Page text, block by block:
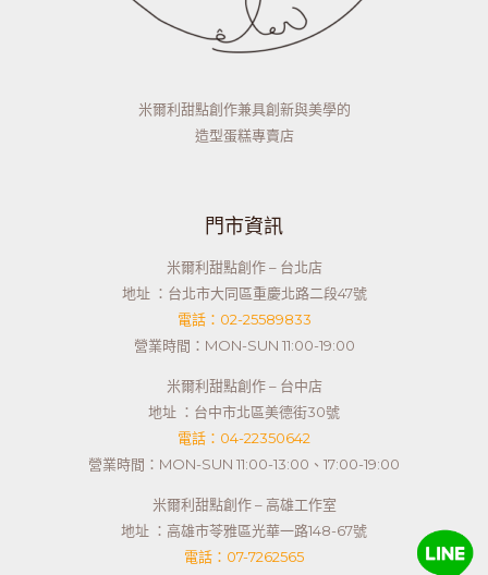
米爾利甜點創作兼具創新與美學的
造型蛋糕專賣店
門市資訊
米爾利甜點創作 – 台北店
地址 ：台北市大同區重慶北路二段47號
電話：02-25589833
營業時間：MON-SUN 11:00-19:00
米爾利甜點創作 – 台中店
地址 ：台中市北區美德街30號
電話：04-22350642
營業時間：MON-SUN 11:00-13:00、17:00-19:00
米爾利甜點創作 – 高雄工作室
地址 ：高雄市苓雅區光華一路148-67號
電話：07-7262565